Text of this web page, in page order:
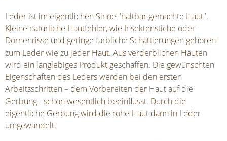
Leder ist im eigentlichen Sinne "haltbar gemachte Haut".
Kleine natürliche Hautfehler, wie Insektenstiche oder
Dornenrisse und geringe farbliche Schattierungen gehören
zum Leder wie zu jeder Haut. Aus verderblichen Häuten
wird ein langlebiges Produkt geschaffen. Die gewünschten
Eigenschaften des Leders werden bei den ersten
Arbeitsschritten – dem Vorbereiten der Haut auf die
Gerbung - schon wesentlich beeinflusst. Durch die
eigentliche Gerbung wird die rohe Haut dann in Leder
umgewandelt.